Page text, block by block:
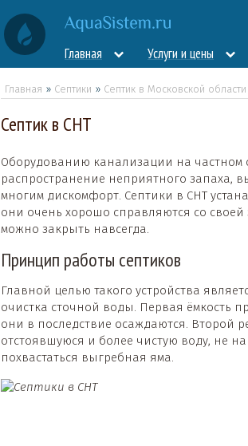
Главная Услуги и цены
Главная » Септики » Септик в Московской области
Септик в СНТ
Оборудованию канализации на частном
распространение неприятного запаха,
многим дискомфорт. Септики в СНТ
они очень хорошо справляются со
можно закрыть навсегда.
Принцип работы септиков
Главной целью такого устройства
очистка сточной воды. Первая ёмкость
они в последствие осаждаются. Второй
отстоявшуюся и более чистую воду, не
похвастаться выгребная яма.